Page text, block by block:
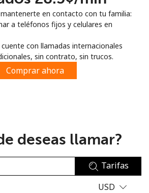
Regístrate con
o
en contacto con tu familia:
a teléfonos fijos y celulares en
con llamadas internacionales
sin contrato, sin trucos.
Comprar ahora
deseas llamar?
Tarifas
USD